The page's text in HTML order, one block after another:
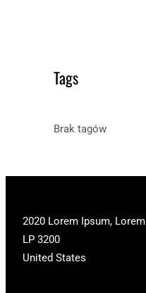
Tags
Brak tagów
2020 Lorem Ipsum, Lorem
LP 3200
United States